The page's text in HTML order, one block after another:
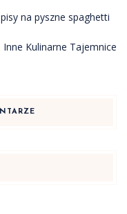
na pyszne spaghetti
Inne Kulinarne Tajemnice